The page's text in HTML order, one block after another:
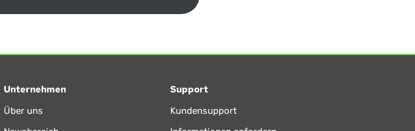
Unternehmen
Über uns
Support
Kundensupport